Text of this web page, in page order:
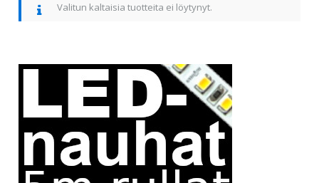
Valitun kaltaisia tuotteita ei löytynyt.